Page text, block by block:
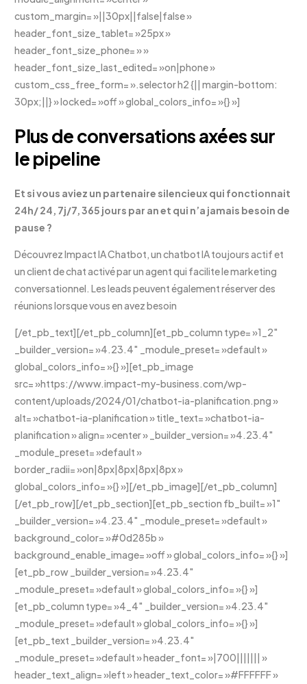
custom_margin= »||30px||false|false »
header_font_size_tablet= »25px »
header_font_size_phone= » »
header_font_size_last_edited= »on|phone »
custom_css_free_form= ».selector h2 {|| margin-bottom:
30px;||} » locked= »off » global_colors_info= »{} »]
Plus de conversations axées sur
le pipeline
Et si vous aviez un partenaire silencieux qui fonctionnait
24h/ 24, 7j/7, 365 jours par an et qui n’a jamais besoin de
pause ?
Découvrez Impact IA Chatbot, un chatbot IA toujours actif et
un client de chat activé par un agent qui facilite le marketing
conversationnel. Les leads peuvent également réserver des
réunions lorsque vous en avez besoin
[/et_pb_text][/et_pb_column][et_pb_column type= »1_2″
_builder_version= »4.23.4″ _module_preset= »default »
global_colors_info= »{} »][et_pb_image
src= »https://www.impact-my-business.com/wp-
content/uploads/2024/01/chatbot-ia-planification.png »
alt= »chatbot-ia-planification » title_text= »chatbot-ia-
planification » align= »center » _builder_version= »4.23.4″
_module_preset= »default »
border_radii= »on|8px|8px|8px|8px »
global_colors_info= »{} »][/et_pb_image][/et_pb_column]
[/et_pb_row][/et_pb_section][et_pb_section fb_built= »1″
_builder_version= »4.23.4″ _module_preset= »default »
background_color= »#0d285b »
background_enable_image= »off » global_colors_info= »{} »]
[et_pb_row _builder_version= »4.23.4″
_module_preset= »default » global_colors_info= »{} »]
[et_pb_column type= »4_4″ _builder_version= »4.23.4″
_module_preset= »default » global_colors_info= »{} »]
[et_pb_text _builder_version= »4.23.4″
_module_preset= »default » header_font= »|700||||||| »
header_text_align= »left » header_text_color= »#FFFFFF »